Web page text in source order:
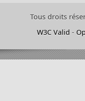
Tous droits
W3C Valid -